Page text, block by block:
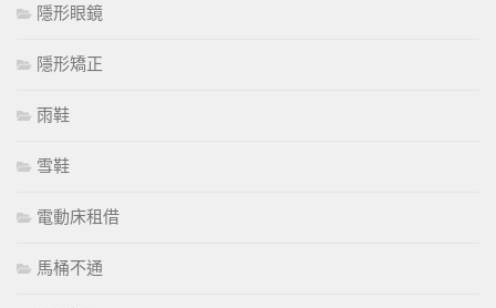
隱形眼鏡
隱形矯正
雨鞋
雪鞋
電動床租借
馬桶不通